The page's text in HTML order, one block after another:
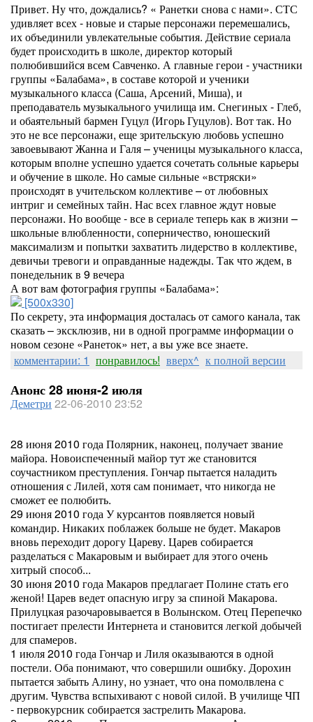
Привет. Ну что, дождались? « Ранетки снова с нами». СТС
удивляет всех - новые и старые персонажи перемешались,
их объединили увлекательные события. Действие сериала
будет происходить в школе, директор который
полюбившийся всем Савченко. А главные герои - участники
группы «Балабама», в составе которой и ученики
музыкального класса (Саша, Арсений, Миша), и
преподаватель музыкального училища им. Снегиных - Глеб,
и обаятельный бармен Гуцул (Игорь Гуцулов). Вот так. Но
это не все персонажи, еще зрительскую любовь успешно
завоевывают Жанна и Галя – ученицы музыкального класса,
которым вполне успешно удается сочетать сольные карьеры
и обучение в школе. Но самые сильные «встряски»
происходят в учительском коллективе – от любовных
интриг и семейных тайн. Нас всех главное ждут новые
персонажи. Но вообще - все в сериале теперь как в жизни –
школьные влюбленности, соперничество, юношеский
максимализм и попытки захватить лидерство в коллективе,
девичьи тревоги и оправданные надежды. Так что ждем, в
понедельник в 9 вечера
А вот вам фотография группы «Балабама»:
[500x330]
По секрету, эта информация досталась от самого канала, так
сказать – эксклюзив, ни в одной программе информации о
новом сезоне «Ранеток» нет, а вы уже все знаете.
комментарии: 1 понравилось! вверх^ к полной версии
Анонс 28 июня-2 июля
Деметри 22-06-2010 23:52
28 июня 2010 года Полярник, наконец, получает звание
майора. Новоиспеченный майор тут же становится
соучастником преступления. Гончар пытается наладить
отношения с Лилей, хотя сам понимает, что никогда не
сможет ее полюбить.
29 июня 2010 года У курсантов появляется новый
командир. Никаких поблажек больше не будет. Макаров
вновь переходит дорогу Цареву. Царев собирается
разделаться с Макаровым и выбирает для этого очень
хитрый способ...
30 июня 2010 года Макаров предлагает Полине стать его
женой! Царев ведет опасную игру за спиной Макарова.
Прилуцкая разочаровывается в Волынском. Отец Перепечко
постигает прелести Интернета и становится легкой добычей
для спамеров.
1 июля 2010 года Гончар и Лиля оказываются в одной
постели. Оба понимают, что совершили ошибку. Дорохин
пытается забыть Алину, но узнает, что она помолвлена с
другим. Чувства вспыхивают с новой силой. В училище ЧП
- первокурсник собирается застрелить Макарова.